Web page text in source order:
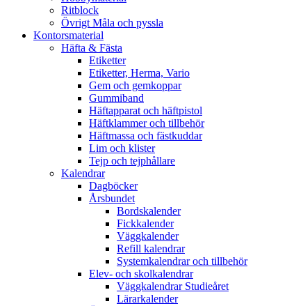
Ritblock
Övrigt Måla och pyssla
Kontorsmaterial
Häfta & Fästa
Etiketter
Etiketter, Herma, Vario
Gem och gemkoppar
Gummiband
Häftapparat och häftpistol
Häftklammer och tillbehör
Häftmassa och fästkuddar
Lim och klister
Tejp och tejphållare
Kalendrar
Dagböcker
Årsbundet
Bordskalender
Fickkalender
Väggkalender
Refill kalendrar
Systemkalendrar och tillbehör
Elev- och skolkalendrar
Väggkalendrar Studieåret
Lärarkalender